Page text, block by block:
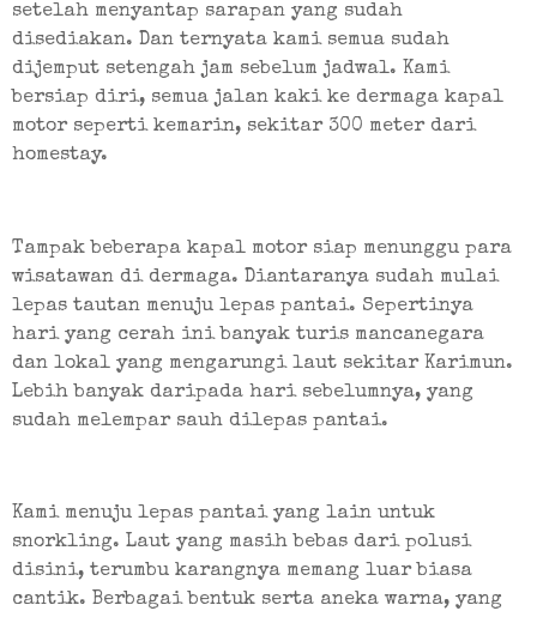
setelah menyantap sarapan yang sudah
disediakan. Dan ternyata kami semua sudah
dijemput setengah jam sebelum jadwal. Kami
bersiap diri, semua jalan kaki ke dermaga kapal
motor seperti kemarin, sekitar 300 meter dari
homestay.
Tampak beberapa kapal motor siap menunggu para
wisatawan di dermaga. Diantaranya sudah mulai
lepas tautan menuju lepas pantai. Sepertinya
hari yang cerah ini banyak turis mancanegara
dan lokal yang mengarungi laut sekitar Karimun.
Lebih banyak daripada hari sebelumnya, yang
sudah melempar sauh dilepas pantai.
Kami menuju lepas pantai yang lain untuk
snorkling. Laut yang masih bebas dari polusi
disini, terumbu karangnya memang luar biasa
cantik. Berbagai bentuk serta aneka warna, yang